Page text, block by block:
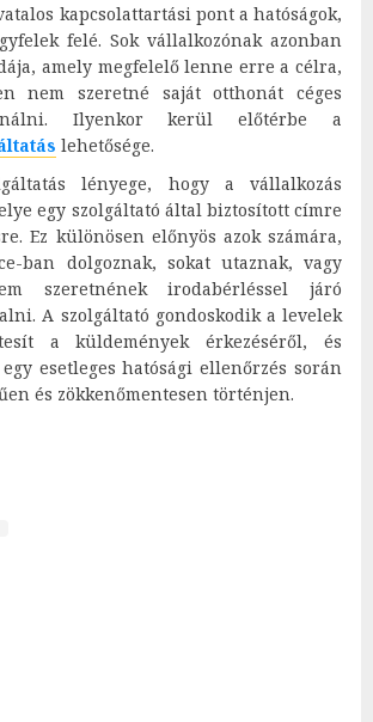
kapcsolattartási pont a hatóságok,
felé. Sok vállalkozónak azonban
amely megfelelő lenne erre a célra,
nem szeretné saját otthonát céges
Ilyenkor kerül előtérbe a
lehetősége.
lényege, hogy a vállalkozás
egy szolgáltató által biztosított címre
Ez különösen előnyös azok számára,
ban dolgoznak, sokat utaznak, vagy
szeretnének irodabérléssel járó
A szolgáltató gondoskodik a levelek
a küldemények érkezéséről, és
esetleges hatósági ellenőrzés során
és zökkenőmentesen történjen.